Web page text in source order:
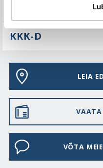
TEHNILINE
KKK-D
LEIA
VAATA
VÕTA